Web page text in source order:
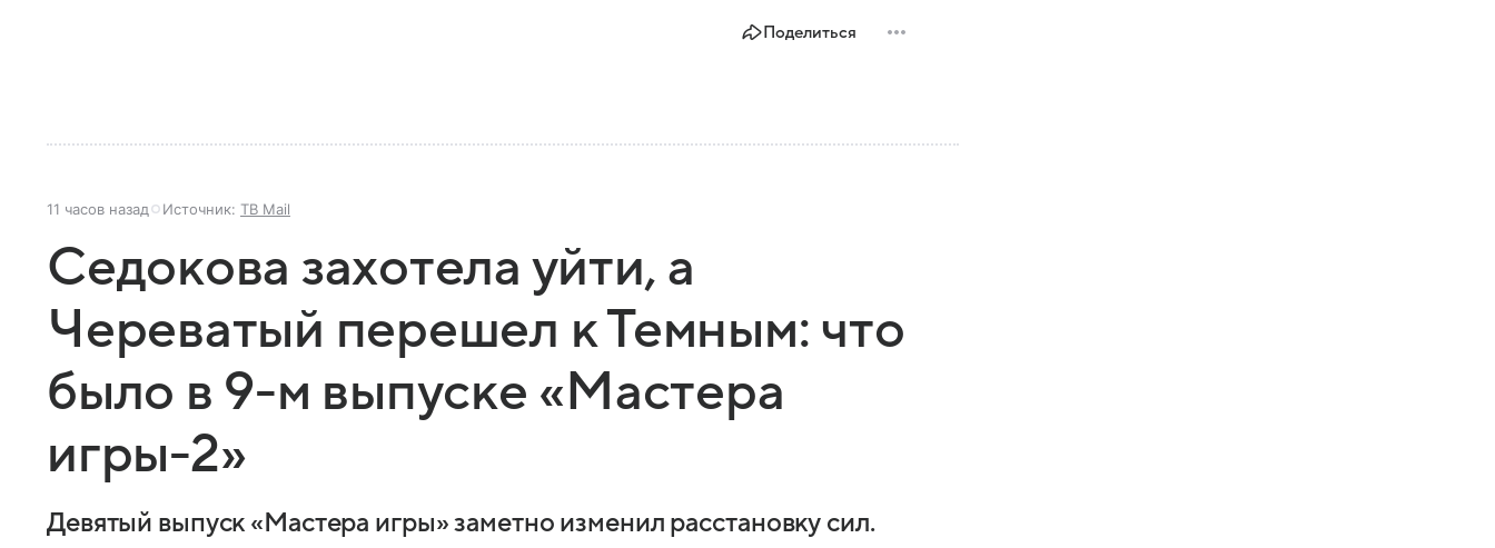
Поделиться
11 часов назад Источник: ТВ Mail
Седокова захотела уйти, а
Череватый перешел к Темным: что
было в 9-м выпуске «Мастера
игры-2»
Девятый выпуск «Мастера игры» заметно изменил расстановку сил.